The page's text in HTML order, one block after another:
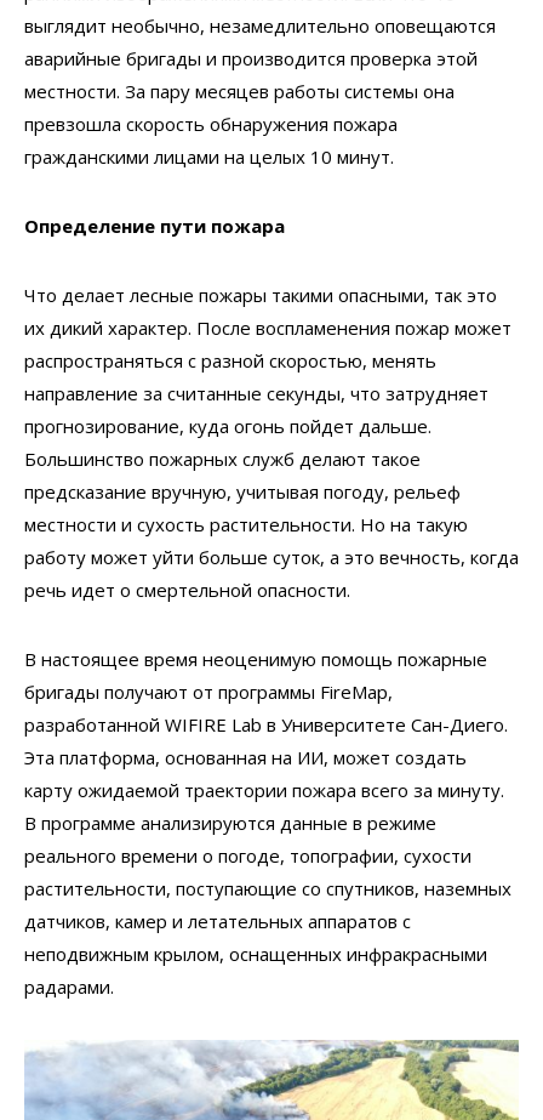
выглядит необычно, незамедлительно оповещаются
аварийные бригады и производится проверка этой
местности. За пару месяцев работы системы она
превзошла скорость обнаружения пожара
гражданскими лицами на целых 10 минут.
Определение пути пожара
Что делает лесные пожары такими опасными, так это
их дикий характер. После воспламенения пожар может
распространяться с разной скоростью, менять
направление за считанные секунды, что затрудняет
прогнозирование, куда огонь пойдет дальше.
Большинство пожарных служб делают такое
предсказание вручную, учитывая погоду, рельеф
местности и сухость растительности. Но на такую
работу может уйти больше суток, а это вечность, когда
речь идет о смертельной опасности.
В настоящее время неоценимую помощь пожарные
бригады получают от программы FireMap,
разработанной WIFIRE Lab в Университете Сан-Диего.
Эта платформа, основанная на ИИ, может создать
карту ожидаемой траектории пожара всего за минуту.
В программе анализируются данные в режиме
реального времени о погоде, топографии, сухости
растительности, поступающие со спутников, наземных
датчиков, камер и летательных аппаратов с
неподвижным крылом, оснащенных инфракрасными
радарами.